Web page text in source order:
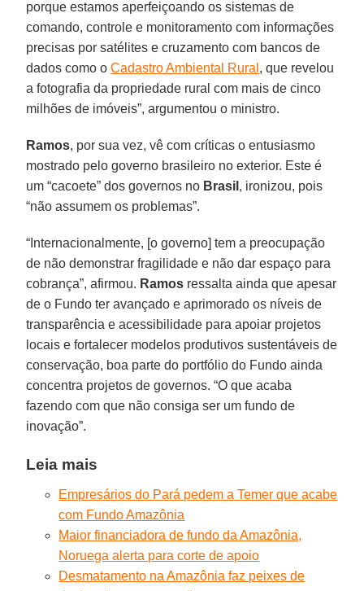
porque estamos aperfeiçoando os sistemas de
comando, controle e monitoramento com informações
precisas por satélites e cruzamento com bancos de
dados como oCadastro Ambiental Rural , que revelou
a fotografia da propriedade rural com mais de cinco
milhões de imóveis”, argumentou o ministro.
Ramos, por sua vez, vê com críticas o entusiasmo
mostrado pelo governo brasileiro no exterior. Este é
um “cacoete” dos governos no Brasil , ironizou, pois
“não assumem os problemas”.
“Internacionalmente, [o governo] tem a preocupação
de não demonstrar fragilidade e não dar espaço para
cobrança”, afirmou. Ramos ressalta ainda que apesar
de o Fundo ter avançado e aprimorado os níveis de
transparência e acessibilidade para apoiar projetos
locais e fortalecer modelos produtivos sustentáveis de
conservação, boa parte do portfólio do Fundo ainda
concentra projetos de governos. “O que acaba
fazendo com que não consiga ser um fundo de
inovação”.
Leia mais
Empresários do Pará pedem a Temer que acabe
com Fundo Amazônia
Maior financiadora de fundo da Amazônia,
Noruega alerta para corte de apoio
Desmatamento na Amazônia faz peixes de